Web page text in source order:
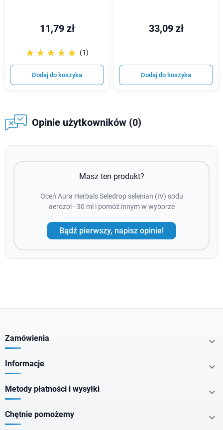
11,79 zł
☆☆☆☆☆
★★★★★ (1)
Dodaj do koszyka
33,09 zł
Dodaj do koszyka
Opinie użytkowników (0)
Masz ten produkt?
Oceń Aura Herbals Seledrop selenian (IV) sodu
aerozol - 30 ml i pomóż innym w wyborze
Bądź pierwszy, napisz opinie!
Zamówienia 
Informacje 
Metody płatności i wysyłki 
Chętnie pomożemy 